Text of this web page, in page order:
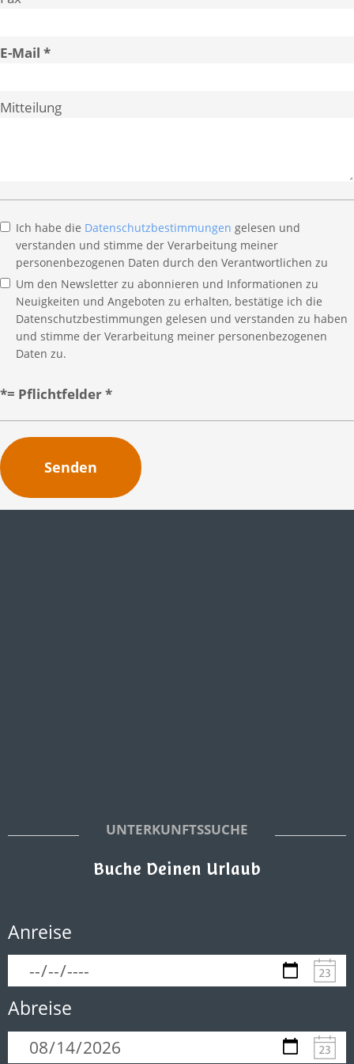
E-Mail
Mitteilung
Ich habe die Datenschutzbestimmungen gelesen und
verstanden und stimme der Verarbeitung meiner
personenbezogenen Daten durch den Verantwortlichen zu
Um den Newsletter zu abonnieren und Informationen zu
Neuigkeiten und Angeboten zu erhalten, bestätige ich die
Datenschutzbestimmungen gelesen und verstanden zu haben
und stimme der Verarbeitung meiner personenbezogenen
Daten zu.
*= Pflichtfelder
UNTERKUNFTSSUCHE
Buche Deinen Urlaub
Anreise
Abreise